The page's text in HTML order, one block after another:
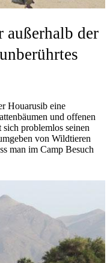
der
Houarusib eine
und offenen
problemlos seinen
von Wildtieren
man im Camp Besuch